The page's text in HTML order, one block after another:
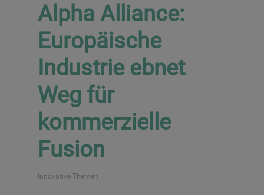
Alpha Alliance:
Europäische
Industrie ebnet
Weg für
kommerzielle
Fusion
Innovative Themen